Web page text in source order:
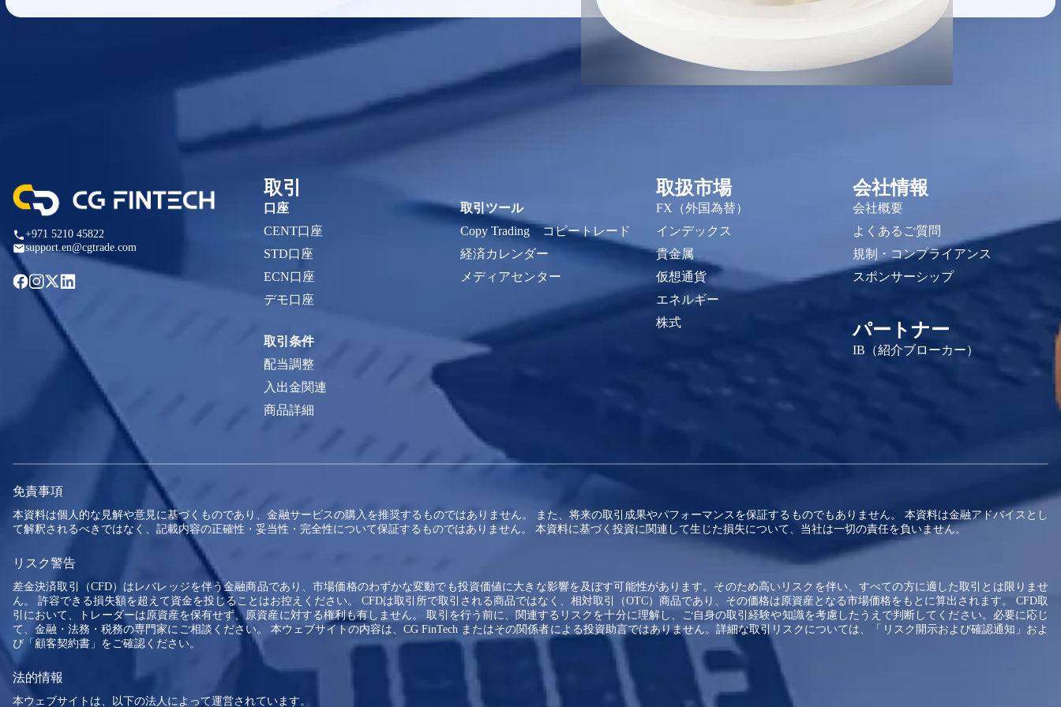
+971 5210 45822
support.en@cgtrade.com
取引
口座
CENT口座
STD口座
ECN口座
デモ口座
取引条件
配当調整
入出金関連
商品詳細
取引ツール
Copy Trading コピートレード
経済カレンダー
メディアセンター
取扱市場
FX（外国為替）
インデックス
貴金属
仮想通貨
エネルギー
株式
会社情報
会社概要
よくあるご質問
規制・コンプライアンス
スポンサーシップ
パートナー
IB（紹介ブローカー）
免責事項
本資料は個人的な見解や意見に基づくものであり、金融サービスの購入を推奨するものではありません。 また、将来の取引成果やパフォーマンスを保証するものでもありません。 本資料は金融アドバイスとし
て解釈されるべきではなく、記載内容の正確性・妥当性・完全性について保証するものではありません。 本資料に基づく投資に関連して生じた損失について、当社は一切の責任を負いません。
リスク警告
差金決済取引（CFD）はレバレッジを伴う金融商品であり、市場価格のわずかな変動でも投資価値に大きな影響を及ぼす可能性があります。そのため高いリスクを伴い、すべての方に適した取引とは限りませ
ん。 許容できる損失額を超えて資金を投じることはお控えください。 CFDは取引所で取引される商品ではなく、相対取引（OTC）商品であり、その価格は原資産となる市場価格をもとに算出されます。 CFD取
引において、トレーダーは原資産を保有せず、原資産に対する権利も有しません。 取引を行う前に、関連するリスクを十分に理解し、ご自身の取引経験や知識を考慮したうえで判断してください。必要に応じ
て、金融・法務・税務の専門家にご相談ください。 本ウェブサイトの内容は、CG FinTech またはその関係者による投資助言ではありません。詳細な取引リスクについては、「リスク開示および確認通知」およ
び「顧客契約書」をご確認ください。
法的情報
本ウェブサイトは、以下の法人によって運営されています。